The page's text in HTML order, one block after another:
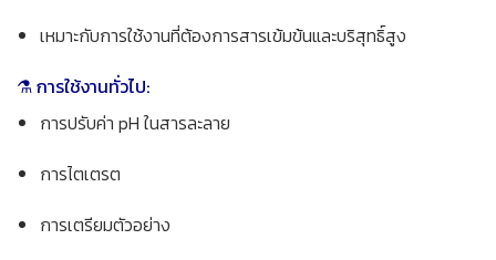
เหมาะกับการใช้งานที่ต้องการสารเข้มข้นและบริสุทธิ์สูง
⚗️ การใช้งานทั่วไป:
การปรับค่า pH ในสารละลาย
การไตเตรต
การเตรียมตัวอย่าง